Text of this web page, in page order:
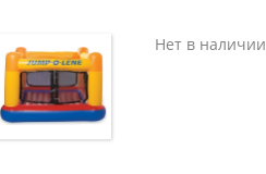
Нет в наличии